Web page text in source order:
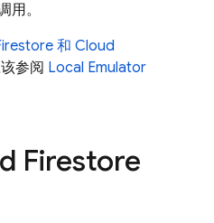
用。
和 Cloud
参阅 Local Emulator
Firestore